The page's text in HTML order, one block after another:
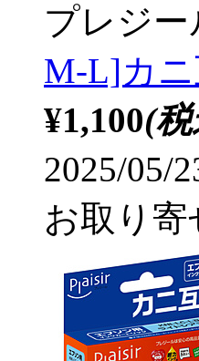
プレジー
M-L]カ
¥1,100(
2025/05/
お取り寄